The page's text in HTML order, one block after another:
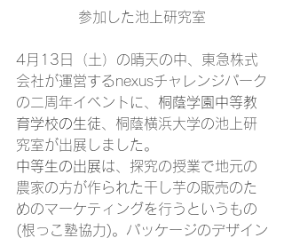
参加した池上研究室
4月13日（土）の晴天の中、東急株式
会社が運営するnexusチャレンジパーク
の二周年イベントに、 桐蔭学園中等教
育学校の生徒 、桐蔭横浜大学の池上研
究室が出展しました。
中等生の出展は、探究の授業で地元の
農家の方が作られた干し芋の販売のた
めのマーケティングを行うというもの
(根っこ塾協力)。パッケージのデザイン